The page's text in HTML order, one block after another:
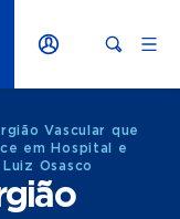
Vascular que
em Hospital e
Osasco